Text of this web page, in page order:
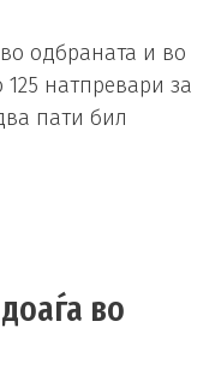
одбраната и во
натпревари за
пати бил
во